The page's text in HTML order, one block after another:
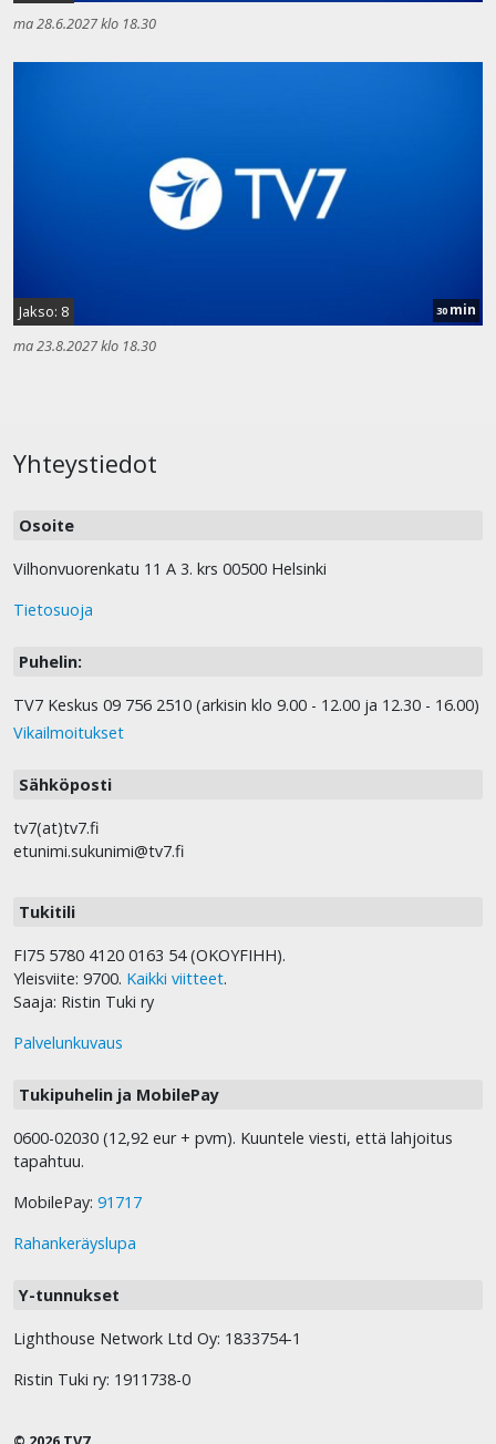
ma 28.6.2027 klo 18.30
Jakso: 8 30 min
ma 23.8.2027 klo 18.30
Yhteystiedot
Osoite
Vilhonvuorenkatu 11 A 3. krs 00500 Helsinki
Tietosuoja
Puhelin:
TV7 Keskus 09 756 2510 (arkisin klo 9.00 - 12.00 ja 12.30 - 16.00)
Vikailmoitukset
Sähköposti
tv7(at)tv7.fi
etunimi.sukunimi@tv7.fi
Tukitili
FI75 5780 4120 0163 54 (OKOYFIHH).
Yleisviite: 9700. Kaikki viitteet.
Saaja: Ristin Tuki ry
Palvelunkuvaus
Tukipuhelin ja MobilePay
0600-02030 (12,92 eur + pvm). Kuuntele viesti, että lahjoitus
tapahtuu.
MobilePay: 91717
Rahankeräyslupa
Y-tunnukset
Lighthouse Network Ltd Oy: 1833754-1
Ristin Tuki ry: 1911738-0